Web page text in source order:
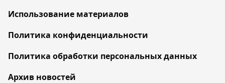
Использование материалов
Политика конфиденциальности
Политика обработки персональных данных
Архив новостей